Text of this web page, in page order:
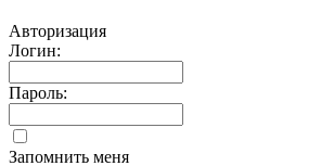
Авторизация
Логин:
Пароль:
Запомнить меня